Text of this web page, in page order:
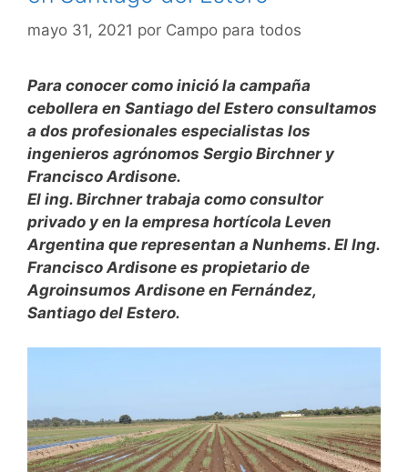
mayo 31, 2021 por Campo para todos
Para conocer como inició la campaña
cebollera en Santiago del Estero consultamos
a dos profesionales especialistas los
ingenieros agrónomos Sergio Birchner y
Francisco Ardisone.
El ing. Birchner trabaja como consultor
privado y en la empresa hortícola Leven
Argentina que representan a Nunhems. El Ing.
Francisco Ardisone es propietario de
Agroinsumos Ardisone en Fernández,
Santiago del Estero.